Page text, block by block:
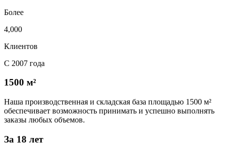
Более
4,000
Клиентов
С 2007 года
1500 м²
Наша производственная и складская база площадью 1500 м²
обеспечивает возможность принимать и успешно выполнять
заказы любых объемов.
За 18 лет